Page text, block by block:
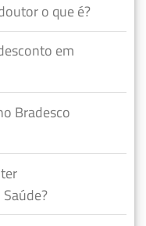
o que é?
em
Bradesco